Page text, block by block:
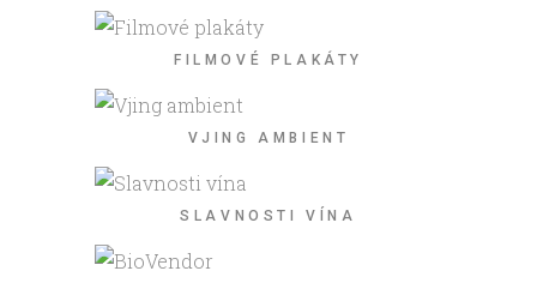
FILMOVÉ PLAKÁTY
VJING AMBIENT
SLAVNOSTI VÍNA